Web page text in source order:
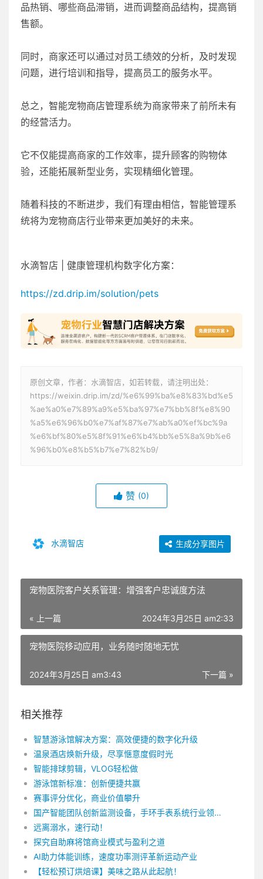
品热销、哪些商品滞销，进而调整商品结构，提高销
售额。
同时，商家还可以通过对员工绩效的分析，及时发现
问题，进行培训和指导，提高员工的服务水平。
总之，智能宠物商店管理系统为商家带来了前所未有
的经营活力。
它不仅能提高商家的工作效率，提升顾客的购物体
验，还能拓展新型业务，实现精细化管理。
随着科技的不断进步，我们有理由相信，智能管理系
统将为宠物商店行业带来更加美好的未来。
水滴智店 | 健康管理机构数字化方案：
https://zd.drip.im/solution/pets
原创文章，作者：水滴智店，如若转载，请注明出处：
https://weixin.drip.im/zd/%e6%99%ba%e8%83%bd%e5
%ae%a0%e7%89%a9%e5%ba%97%e7%bb%8f%e8%90
%a5%e6%96%b0%e7%af%87%e7%ab%a0%ef%bc%9a
%e6%bf%80%e5%8f%91%e6%b4%bb%e5%8a%9b%e6
%96%b0%e8%b5%b7%e7%82%b9/
赞 (0)
水滴智店 生成分享图片
宠物医院客户关系管理：增强客户忠诚度方法
« 上一篇 2024年3月25日 am2:33
宠物医院移动应用，业务随时随地无忧
下一篇 »
2024年3月25日 am3:43
相关推荐
智慧游泳馆解决方案：高效便捷的数字化升级
温泉酒店焕新升级，尽享惬意度假时光
智能排球剪辑，VLOG轻松做
游泳馆新标准：创新便捷共赢
赛事评分优化，商业价值攀升
国产智能团队创新监测设备，手环手表系统行业领先
远离溺水，速行动！
探究自助麻将馆商业模式与盈利之道
AI助力体能训练，速度功率测评革新运动产业
【轻松预订烘焙课】美味之路从此起航！